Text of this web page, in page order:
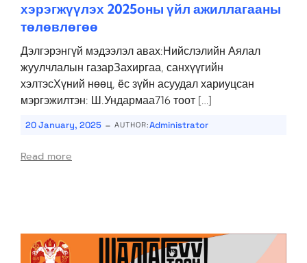
хэрэгжүүлэх 2025оны үйл ажиллагааны
төлөвлөгөө
Дэлгэрэнгүй мэдээлэл авах:Нийслэлийн Аялал
жуулчлалын газарЗахиргаа, санхүүгийн
хэлтэсХүний нөөц, ёс зүйн асуудал хариуцсан
мэргэжилтэн: Ш.Ундармаа716 тоот […]
20 January, 2025 - AUTHOR:Administrator
Read more